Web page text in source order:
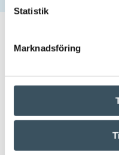
Statistik
Marknadsföring
25.06.2019 10:50